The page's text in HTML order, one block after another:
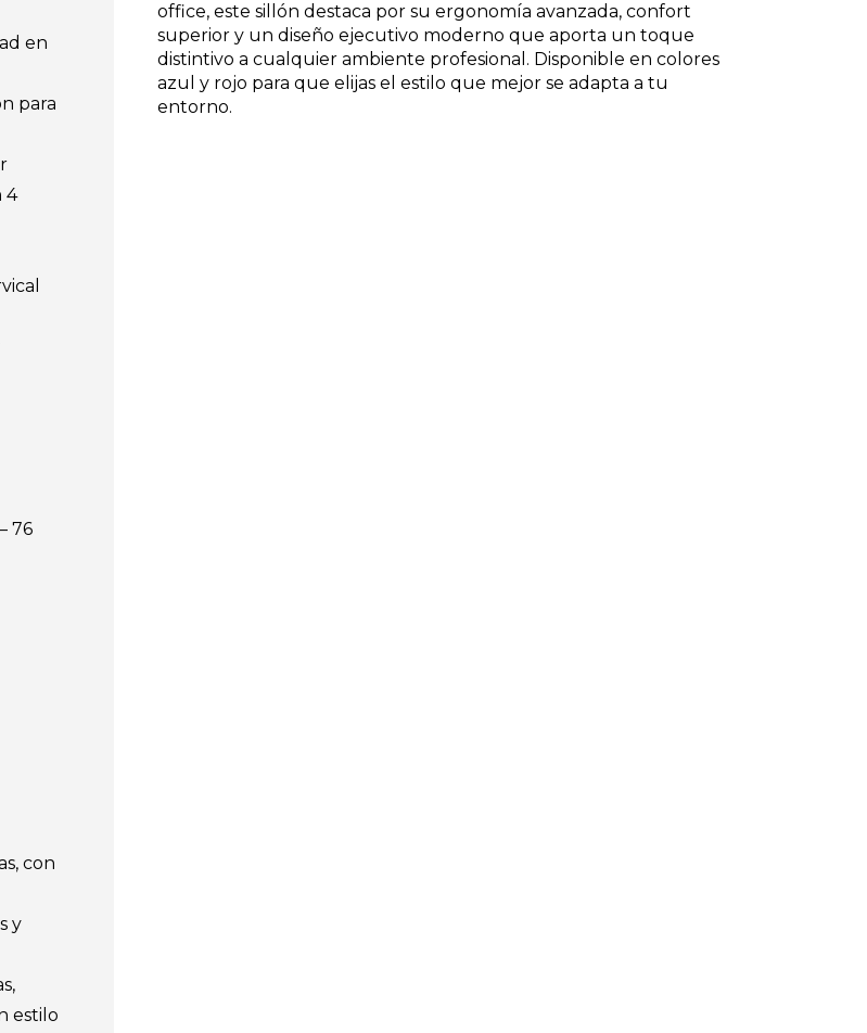
en
para
4
76
con
y
estilo
office, este sillón destaca por su ergonomía avanzada, confort
superior y un diseño ejecutivo moderno que aporta un toque
distintivo a cualquier ambiente profesional. Disponible en colores
azul y rojo para que elijas el estilo que mejor se adapta a tu
entorno.